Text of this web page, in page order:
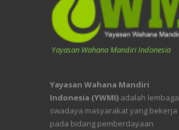
Yayasan Wahana Mandiri Indonesia
Yayasan Wahana Mandiri
Indonesia (YWMI) adalah lembaga
swadaya masyarakat yang bekerja
pada bidang pemberdayaan